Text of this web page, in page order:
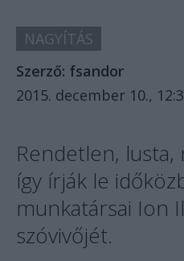
NAGYÍTÁS
Szerző: fsandor
2015. december 10.,
Rendetlen,
így írják le
munkatársai Ion
szóvivőjét.